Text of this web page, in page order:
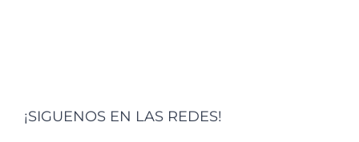
¡SIGUENOS EN LAS REDES!